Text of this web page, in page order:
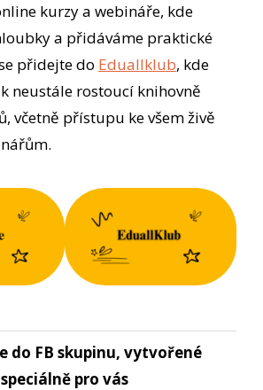
kurzy a webináře, kde
a přidáváme praktické
přidejte do Eduallklub, kde
neustále rostoucí knihovně
včetně přístupu ke všem živě
do FB skupinu, vytvořené
speciálně pro vás